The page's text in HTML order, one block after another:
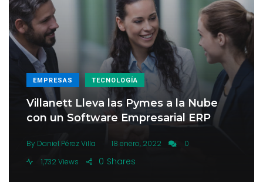
EMPRESAS TECNOLOGÍA
Villanett Lleva las Pymes a la Nube
con un Software Empresarial ERP
By Daniel Pérez Villa . 18 enero, 2022
0
1,732 Views
Shares
0